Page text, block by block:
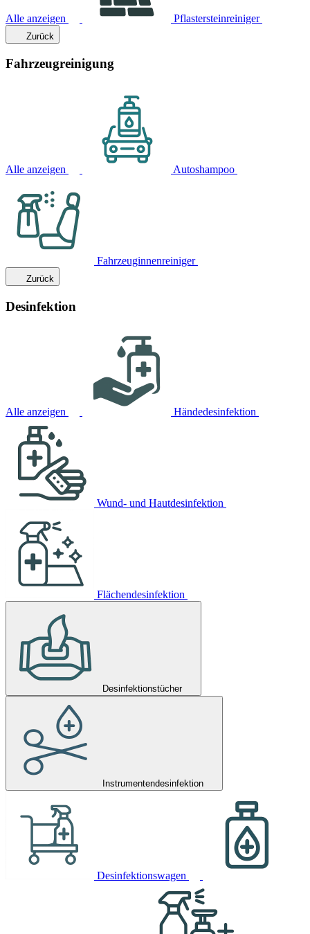
Alle anzeigen Pflastersteinreiniger
Zurück
Fahrzeugreinigung
Alle anzeigen Autoshampoo
Fahrzeuginnenreiniger
Zurück
Desinfektion
Alle anzeigen Händedesinfektion
Wund- und Hautdesinfektion
Flächendesinfektion
Desinfektionstücher
Instrumentendesinfektion
Desinfektionswagen